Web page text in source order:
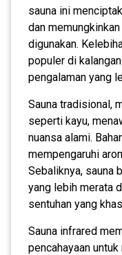
sauna ini
dan
digunakan.
populer di
pengalaman yang
Sauna tradisional,
seperti kayu,
nuansa alami.
mempengaruhi
Sebaliknya, sauna
yang lebih merata
sentuhan yang
Sauna infrared
pencahayaan